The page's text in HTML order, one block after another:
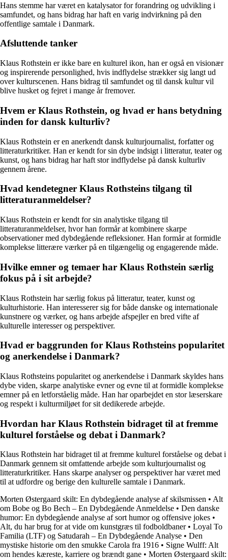
Hans stemme har været en katalysator for forandring og udvikling i
samfundet, og hans bidrag har haft en varig indvirkning på den
offentlige samtale i Danmark.
Afsluttende tanker
Klaus Rothstein er ikke bare en kulturel ikon, han er også en visionær
og inspirerende personlighed, hvis indflydelse strækker sig langt ud
over kulturscenen. Hans bidrag til samfundet og til dansk kultur vil
blive husket og fejret i mange år fremover.
Hvem er Klaus Rothstein, og hvad er hans betydning
inden for dansk kulturliv?
Klaus Rothstein er en anerkendt dansk kulturjournalist, forfatter og
litteraturkritiker. Han er kendt for sin dybe indsigt i litteratur, teater og
kunst, og hans bidrag har haft stor indflydelse på dansk kulturliv
gennem årene.
Hvad kendetegner Klaus Rothsteins tilgang til
litteraturanmeldelser?
Klaus Rothstein er kendt for sin analytiske tilgang til
litteraturanmeldelser, hvor han formår at kombinere skarpe
observationer med dybdegående refleksioner. Han formår at formidle
komplekse litterære værker på en tilgængelig og engagerende måde.
Hvilke emner og temaer har Klaus Rothstein særlig
fokus på i sit arbejde?
Klaus Rothstein har særlig fokus på litteratur, teater, kunst og
kulturhistorie. Han interesserer sig for både danske og internationale
kunstnere og værker, og hans arbejde afspejler en bred vifte af
kulturelle interesser og perspektiver.
Hvad er baggrunden for Klaus Rothsteins popularitet
og anerkendelse i Danmark?
Klaus Rothsteins popularitet og anerkendelse i Danmark skyldes hans
dybe viden, skarpe analytiske evner og evne til at formidle komplekse
emner på en letforståelig måde. Han har oparbejdet en stor læserskare
og respekt i kulturmiljøet for sit dedikerede arbejde.
Hvordan har Klaus Rothstein bidraget til at fremme
kulturel forståelse og debat i Danmark?
Klaus Rothstein har bidraget til at fremme kulturel forståelse og debat i
Danmark gennem sit omfattende arbejde som kulturjournalist og
litteraturkritiker. Hans skarpe analyser og perspektiver har været med
til at udfordre og berige den kulturelle samtale i Danmark.
Morten Østergaard skilt: En dybdegående analyse af skilsmissen • Alt
om Bobe og Bo Bech – En Dybdegående Anmeldelse • Den danske
humor: En dybdegående analyse af sort humor og offensive jokes •
Alt, du har brug for at vide om kunstgræs til fodboldbaner• Loyal To
Familia (LTF) og Satudarah – En Dybdegående Analyse • Den
mystiske historie om den smukke Carola fra 1916 • Signe Wulff: Alt
om hendes kæreste, karriere og brændt gane • Morten Østergaard skilt: